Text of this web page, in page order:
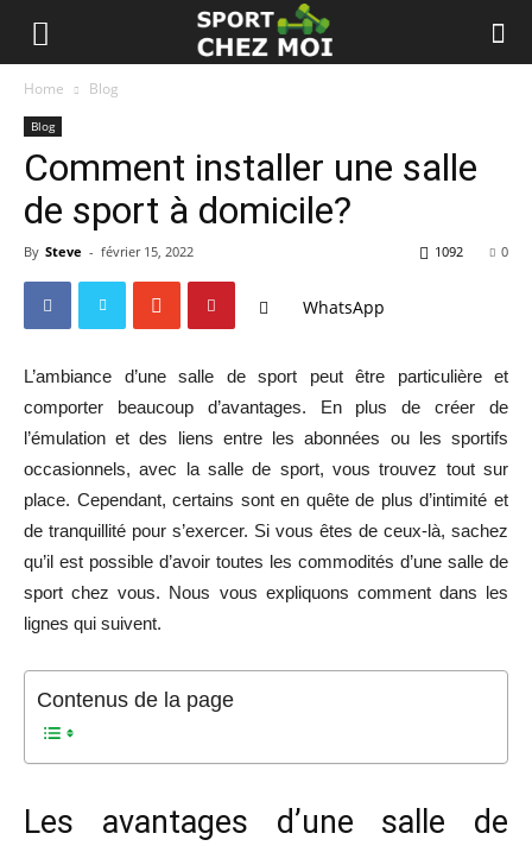
Home Blog
Blog
Comment installer une salle
de sport à domicile?
By Steve - février 15, 2022 0
1092
WhatsApp
L’ambiance d’une salle de sport peut être particulière et
comporter beaucoup d’avantages. En plus de créer de
l’émulation et des liens entre les abonnées ou les sportifs
occasionnels, avec la salle de sport, vous trouvez tout sur
place. Cependant, certains sont en quête de plus d’intimité et
de tranquillité pour s’exercer. Si vous êtes de ceux-là, sachez
qu’il est possible d’avoir toutes les commodités d’une salle de
sport chez vous. Nous vous expliquons comment dans les
lignes qui suivent.
Contenus de la page
Les avantages d’une salle de